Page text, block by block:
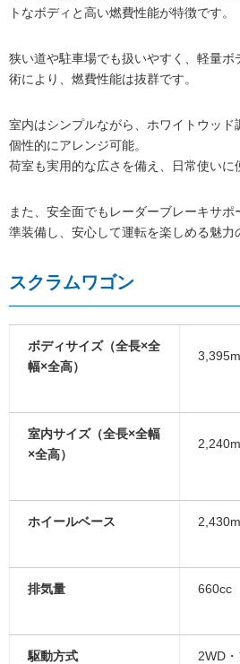
トなボディと高い燃費性能が特徴です。
狭い道や駐車場でも扱いやすく、軽量
術により、燃費性能は抜群です。
室内はシンプルながら、ホワイトウッ
個性的にアレンジ可能。
荷室も実用的な広さを備え、日常使いに
また、安全面でもレーダーブレーキサ
準装備し、安心して運転を楽しめる魅力
スクラムワゴン
ボディサイズ（全長×全
幅×全高）
室内サイズ（全長×全幅
×全高）
ホイールベース
排気量 660cc
駆動方式 2WD